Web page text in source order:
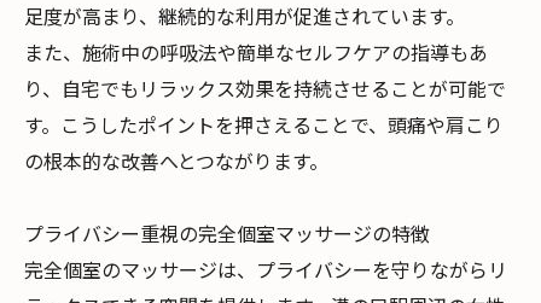
足度が高まり、継続的な利用が促進されています。
また、施術中の呼吸法や簡単なセルフケアの指導もあ
り、自宅でもリラックス効果を持続させることが可能で
す。こうしたポイントを押さえることで、頭痛や肩こり
の根本的な改善へとつながります。
プライバシー重視の完全個室マッサージの特徴
完全個室のマッサージは、プライバシーを守りながらリ